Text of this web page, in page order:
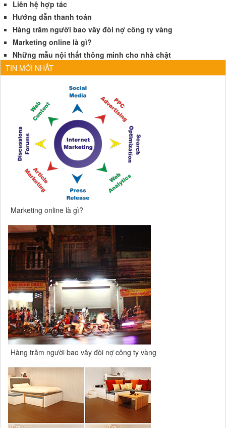
Liên hệ hợp tác
Hướng dẫn thanh toán
Hàng trăm người bao vây đòi nợ công ty vàng
Marketing online là gì?
Những mẫu nội thất thông minh cho nhà chật
TIN MỚI NHẤT
Marketing online là gì?
Hàng trăm người bao vây đòi nợ công ty vàng